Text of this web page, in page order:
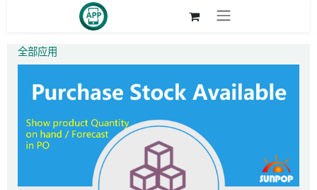
全部应用